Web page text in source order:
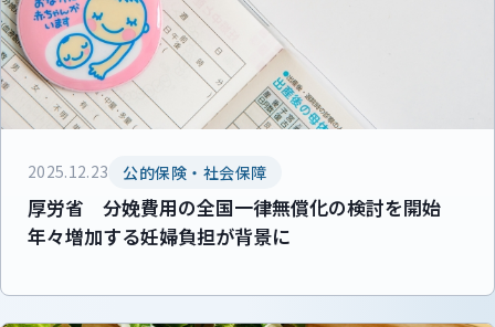
2025.12.23 公的保険・社会保障
厚労省 分娩費用の全国一律無償化の検討を開始
年々増加する妊婦負担が背景に